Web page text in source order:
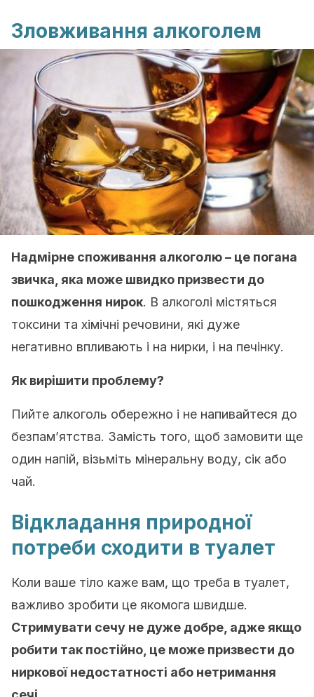
Зловживання алкоголем
Надмірне споживання алкоголю – це погана
звичка, яка може швидко призвести до
пошкодження нирок. В алкоголі містяться
токсини та хімічні речовини, які дуже
негативно впливають і на нирки, і на печінку.
Як вирішити проблему?
Пийте алкоголь обережно і не напивайтеся до
безпам’ятства. Замість того, щоб замовити ще
один напій, візьміть мінеральну воду, сік або
чай.
Відкладання природної
потреби сходити в туалет
Коли ваше тіло каже вам, що треба в туалет,
важливо зробити це якомога швидше.
Стримувати сечу не дуже добре, адже якщо
робити так постійно, це може призвести до
ниркової недостатності або нетримання